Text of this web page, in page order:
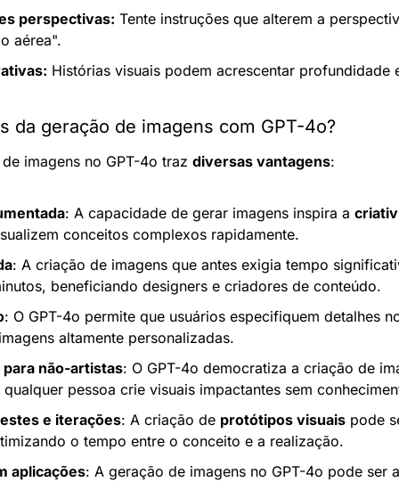
perspectivas: Tente instruções que alterem a
aérea".
Histórias visuais podem acrescentar profundidade
da geração de imagens com GPT-4o?
imagens no GPT-4o traz diversas vantagens:
: A capacidade de gerar imagens inspira a
conceitos complexos rapidamente.
: A criação de imagens que antes exigia tempo
beneficiando designers e criadores de conteúdo.
: O GPT-4o permite que usuários especifiquem detalhes
altamente personalizadas.
não-artistas: O GPT-4o democratiza a criação de
pessoa crie visuais impactantes sem
e iterações: A criação de protótipos visuais pode
o tempo entre o conceito e a realização.
aplicações: A geração de imagens no GPT-4o pode ser